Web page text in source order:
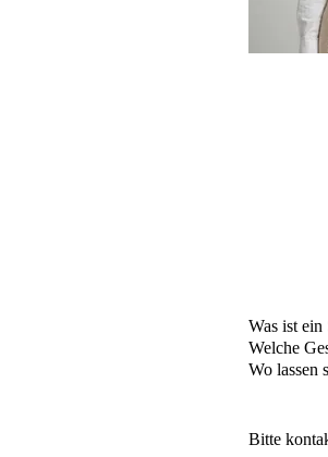
Was ist
Welche
Wo lassen
Bitte